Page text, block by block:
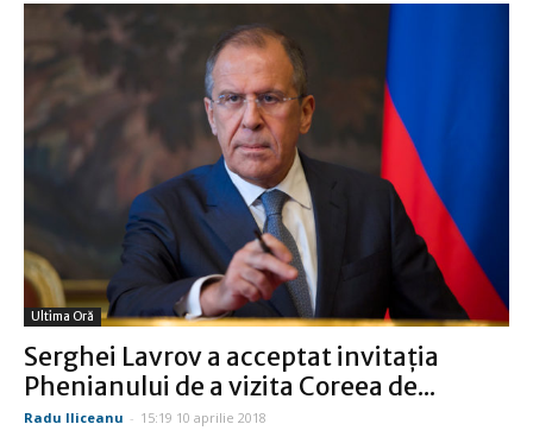
Ultima Oră
Serghei Lavrov a acceptat invitaţia
Phenianului de a vizita Coreea de...
Radu Iliceanu - 15:19 10 aprilie 2018